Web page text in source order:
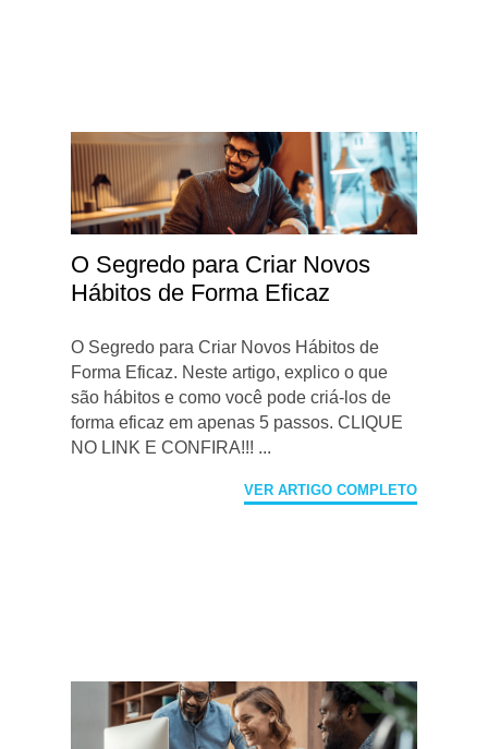
O Segredo para Criar Novos
Hábitos de Forma Eficaz
O Segredo para Criar Novos Hábitos de
Forma Eficaz. Neste artigo, explico o que
são hábitos e como você pode criá-los de
forma eficaz em apenas 5 passos. CLIQUE
NO LINK E CONFIRA!!! ...
VER ARTIGO COMPLETO